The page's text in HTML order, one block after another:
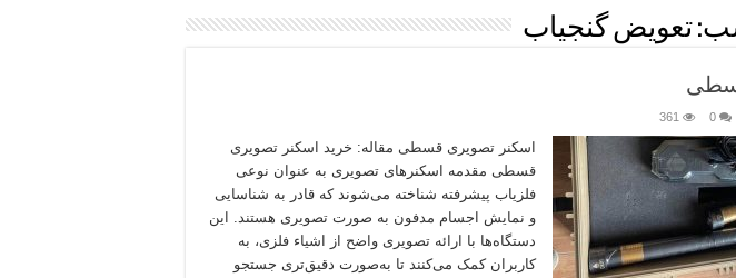
تعویض گنجیاب
0
361
اسکنر تصویری قسطی مقاله: خرید اسکنر تصویری
قسطی مقدمه اسکنرهای تصویری به عنوان نوعی
فلزیاب پیشرفته شناخته می‌شوند که قادر به شناسایی
و نمایش اجسام مدفون به صورت تصویری هستند. این
دستگاه‌ها با ارائه تصویری واضح از اشیاء فلزی، به
کاربران کمک می‌کنند تا به‌صورت دقیق‌تری جستجو